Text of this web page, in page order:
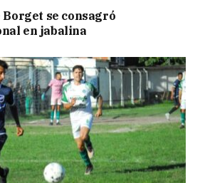
se consagró
en jabalina